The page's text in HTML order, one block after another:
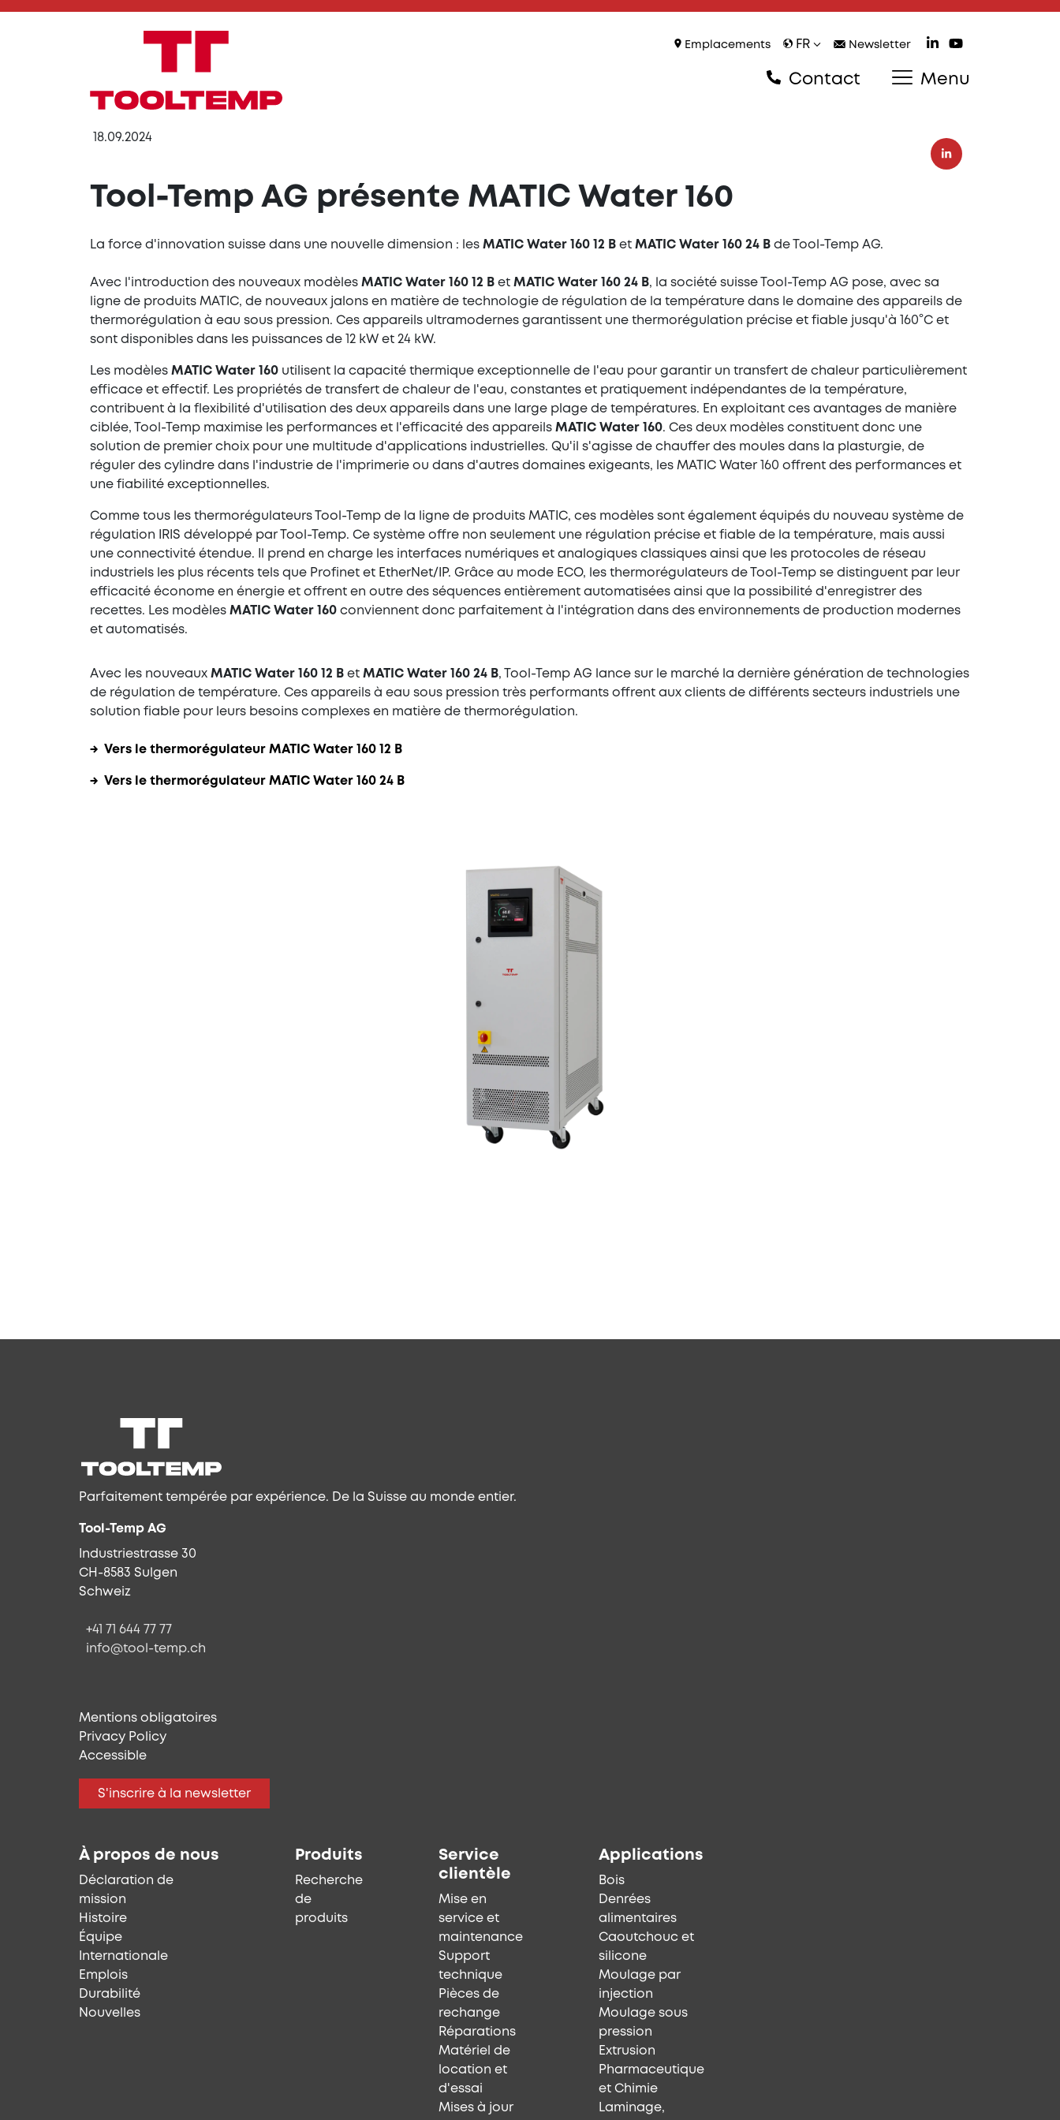
Emplacements FR Newsletter
Contact Menu
18.09.2024
Tool-Temp AG présente MATIC Water 160
La force d'innovation suisse dans une nouvelle dimension : les MATIC Water 160 12 B et MATIC Water 160 24 B de Tool-Temp AG.
Avec l'introduction des nouveaux modèles MATIC Water 160 12 B et MATIC Water 160 24 B, la société suisse Tool-Temp AG pose, avec sa
ligne de produits MATIC, de nouveaux jalons en matière de technologie de régulation de la température dans le domaine des appareils de
thermorégulation à eau sous pression. Ces appareils ultramodernes garantissent une thermorégulation précise et fiable jusqu'à 160°C et
sont disponibles dans les puissances de 12 kW et 24 kW.
Les modèles MATIC Water 160 utilisent la capacité thermique exceptionnelle de l'eau pour garantir un transfert de chaleur particulièrement
efficace et effectif. Les propriétés de transfert de chaleur de l'eau, constantes et pratiquement indépendantes de la température,
contribuent à la flexibilité d'utilisation des deux appareils dans une large plage de températures. En exploitant ces avantages de manière
ciblée, Tool-Temp maximise les performances et l'efficacité des appareils MATIC Water 160. Ces deux modèles constituent donc une
solution de premier choix pour une multitude d'applications industrielles. Qu'il s'agisse de chauffer des moules dans la plasturgie, de
réguler des cylindre dans l'industrie de l'imprimerie ou dans d'autres domaines exigeants, les MATIC Water 160 offrent des performances et
une fiabilité exceptionnelles.
Comme tous les thermorégulateurs Tool-Temp de la ligne de produits MATIC, ces modèles sont également équipés du nouveau système de
régulation IRIS développé par Tool-Temp. Ce système offre non seulement une régulation précise et fiable de la température, mais aussi
une connectivité étendue. Il prend en charge les interfaces numériques et analogiques classiques ainsi que les protocoles de réseau
industriels les plus récents tels que Profinet et EtherNet/IP. Grâce au mode ECO, les thermorégulateurs de Tool-Temp se distinguent par leur
efficacité économe en énergie et offrent en outre des séquences entièrement automatisées ainsi que la possibilité d'enregistrer des
recettes. Les modèles MATIC Water 160 conviennent donc parfaitement à l'intégration dans des environnements de production modernes
et automatisés.
Avec les nouveaux MATIC Water 160 12 B et MATIC Water 160 24 B, Tool-Temp AG lance sur le marché la dernière génération de technologies
de régulation de température. Ces appareils à eau sous pression très performants offrent aux clients de différents secteurs industriels une
solution fiable pour leurs besoins complexes en matière de thermorégulation.
→ Vers le thermorégulateur MATIC Water 160 12 B
→ Vers le thermorégulateur MATIC Water 160 24 B
Parfaitement tempérée par expérience. De la Suisse au monde entier.
Tool-Temp AG
Industriestrasse 30
CH-8583 Sulgen
Schweiz
+41 71 644 77 77
info@tool-temp.ch
Mentions obligatoires
Privacy Policy
Accessible
S'inscrire à la newsletter
À propos de nous
Déclaration de
mission
Histoire
Équipe
Internationale
Emplois
Durabilité
Nouvelles
Produits
Recherche
de
produits
Service
clientèle
Mise en
service et
maintenance
Support
technique
Pièces de
rechange
Réparations
Matériel de
location et
d'essai
Mises à jour
Applications
Bois
Denrées
alimentaires
Caoutchouc et
silicone
Moulage par
injection
Moulage sous
pression
Extrusion
Pharmaceutique
et Chimie
Laminage,